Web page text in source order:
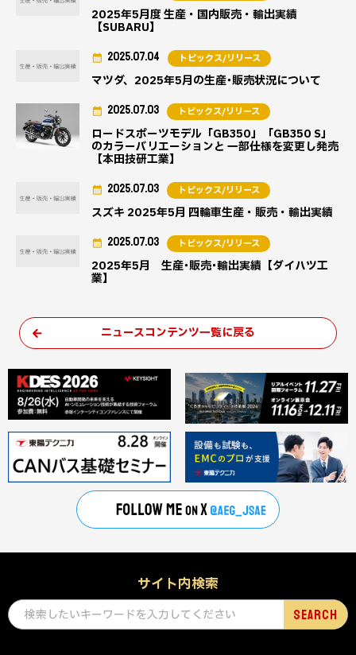
2025年5月度 生産・国内販売・輸出実績
【SUBARU】
マツダ、2025年5月の生産･販売状況について
2025.07.04 トピックス/リリース
ロードスポーツモデル「GB350」「GB350 S」
のカラーバリエーションと 一部仕様を変更し発売
【本田技研工業】
2025.07.03 トピックス/リリース
スズキ 2025年5月 四輪車生産・販売・輸出実績
2025.07.03 トピックス/リリース
2025年5月 生産･販売･輸出実績【ダイハツ工
業】
2025.07.03 トピックス/リリース
ニュースコンテンツ一覧に戻る
サイト内検索